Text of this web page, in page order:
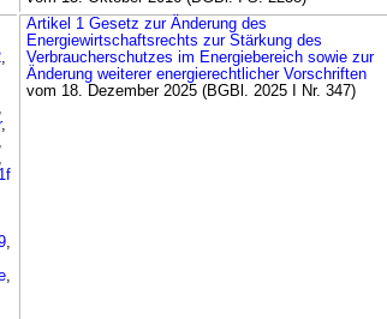
,
,
,
,
,
,
,
Artikel 1 Gesetz zur Änderung des
Energiewirtschaftsrechts zur Stärkung des
Verbraucherschutzes im Energiebereich sowie zur
Änderung weiterer energierechtlicher Vorschriften
vom 18. Dezember 2025 (BGBl. 2025 I Nr. 347)